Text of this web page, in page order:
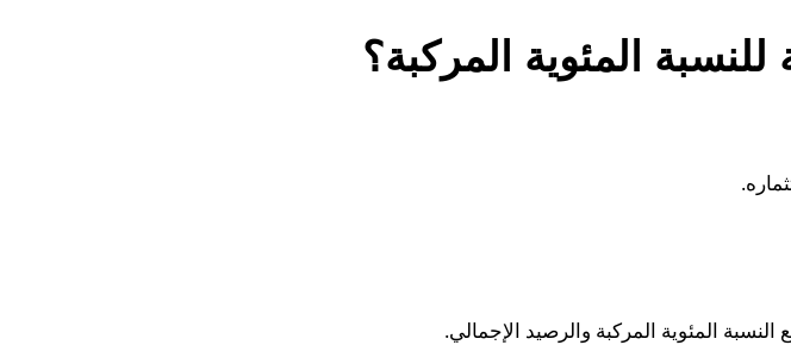
المئوية المركبة؟
المئوية المركبة والرصيد الإجمالي.